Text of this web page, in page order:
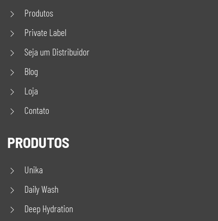
Produtos
Private Label
Seja um Distribuidor
Blog
Loja
Contato
PRODUTOS
Unika
Daily Wash
Deep Hydration